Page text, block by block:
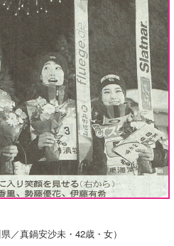
／真鍋安沙未・42歳・女）